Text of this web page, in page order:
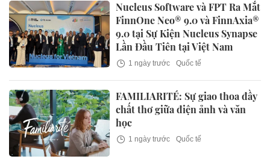
Nucleus Software và FPT Ra Mắt
FinnOne Neo® 9.0 và FinnAxia®
9.0 tại Sự Kiện Nucleus Synapse
Lần Đầu Tiên tại Việt Nam
1 ngày trước Quốc tế
FAMILIARITÉ: Sự giao thoa đầy
chất thơ giữa điện ảnh và văn
học
1 ngày trước Quốc tế